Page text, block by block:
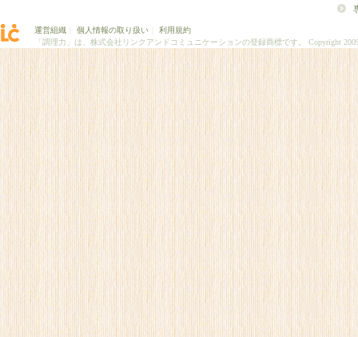
運営組織 個人情報の取り扱い
利用規約
「調理力」は、株式会社リンクアンドコミュニケーションの登録商標です。 Copyright